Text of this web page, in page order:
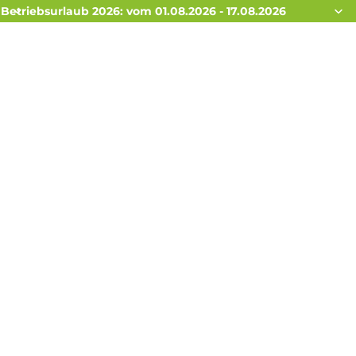
Betriebsurlaub 2026: vom 01.08.2026 - 17.08.2026